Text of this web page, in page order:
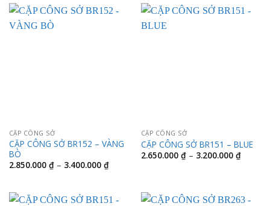
đến
3.400.000 ₫
đến
CẶP CÔNG SỞ
CẶP CÔNG SỞ BR152 – VÀNG
BÒ
2.850.000 ₫ – 3.400.000 ₫Khoảng
giá:
đến
3.400.000 ₫
CẶP CÔNG SỞ
CẶP CÔNG SỞ BR151 – BLUE
2.650.000 ₫ – 3.200.000 ₫Khoảng
giá: